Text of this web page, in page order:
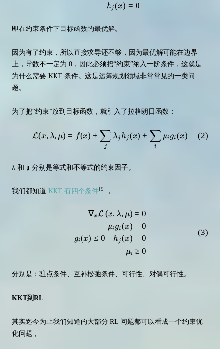
hj (x) = 0
即在约束条件下目标函数的最优解。
因为有了约束，所以直接求导还不够，因为最优解可能在边界
上，导数不一定为 0，因此必须把“约束”纳入一阶条件，这就是
为什么需要 KKT 条件。这是运筹规划领域非常常见的一类问
题。
为了把“约束”放到目标函数，就引入了拉格朗日函数：
\mathcal{L}(x, \lambda,
L(x, λ, μ) = f(x) +
j
∑ λjhj(x) +
i
∑ μigi(x) (2)
λ 和 μ 分别是等式和不等式的约束因子。
我们都知道 KKT 有四个条件[9] ，
\begin{aligned} \nabla_x
∇x L (x, λ, μ) = 0
μigi(x) = 0
gi(x) ≤ 0 hj (x) = 0
μi ≥ 0
(3)
分别是：驻点条件、互补松弛条件、可行性、对偶可行性。
KKT到RL
其实迄今为止我们知道的大部分 RL 问题都可以看成一个约束优
化问题，